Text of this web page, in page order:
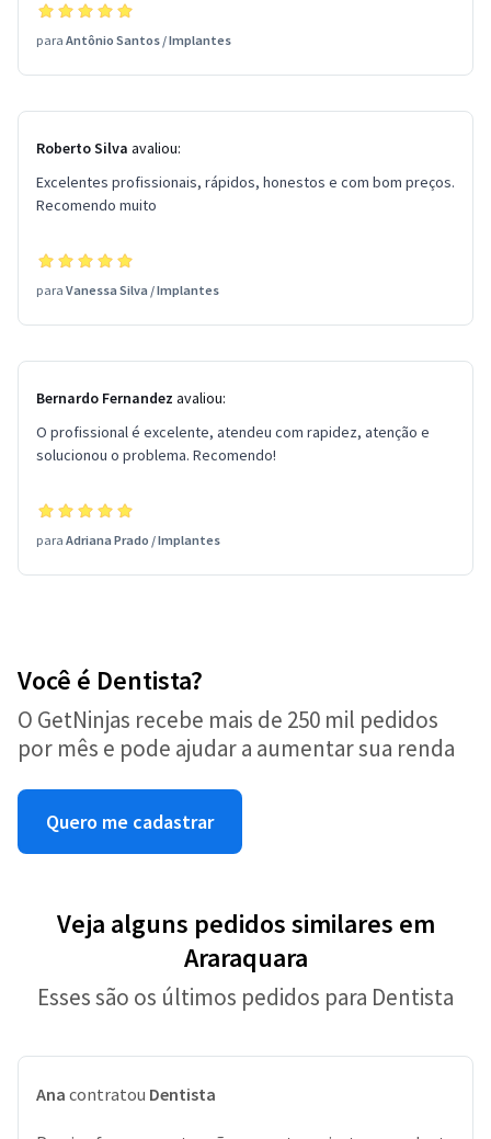
para Antônio Santos /Implantes
Roberto Silva avaliou:
Excelentes profissionais, rápidos, honestos e com bom preços.
Recomendo muito
para Vanessa Silva /Implantes
Bernardo Fernandez avaliou:
O profissional é excelente, atendeu com rapidez, atenção e
solucionou o problema. Recomendo!
para Adriana Prado /Implantes
Você é Dentista?
O GetNinjas recebe mais de 250 mil pedidos
por mês e pode ajudar a aumentar sua renda
Quero me cadastrar
Veja alguns pedidos similares em
Araraquara
Esses são os últimos pedidos para Dentista
Ana contratou Dentista